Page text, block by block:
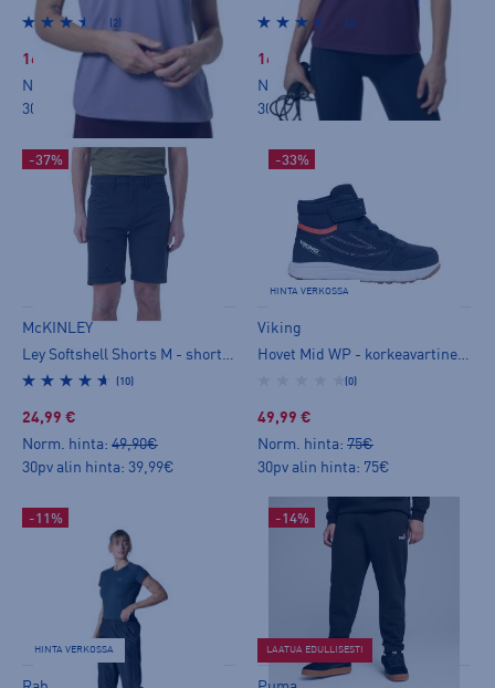
(2)
16,99 €
Norm. hinta:
19,90€
30pv alin hinta: 19,90€
(2)
16,99 €
Norm. hinta:
19,90€
30pv alin hinta: 19,90€
-37%
McKINLEY
(10)
24,99 €
Norm. hinta: 49,90€
30pv alin hinta: 39,99€
-33%
HINTA VERKOSSA
Viking
(0)
49,99 €
Norm. hinta: 75€
30pv alin hinta: 75€
-11%
HINTA VERKOSSA
-14%
LAATUA EDULLISESTI